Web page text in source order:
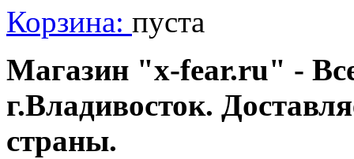
Корзина: пуста
Магазин "x-fear.ru" -
г.Владивосток.
страны.